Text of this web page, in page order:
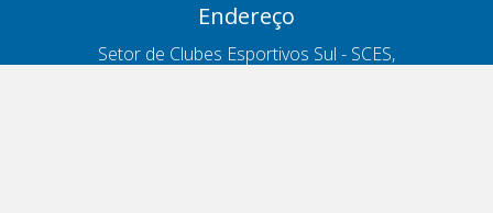
Endereço
Setor de Clubes Esportivos Sul - SCES,